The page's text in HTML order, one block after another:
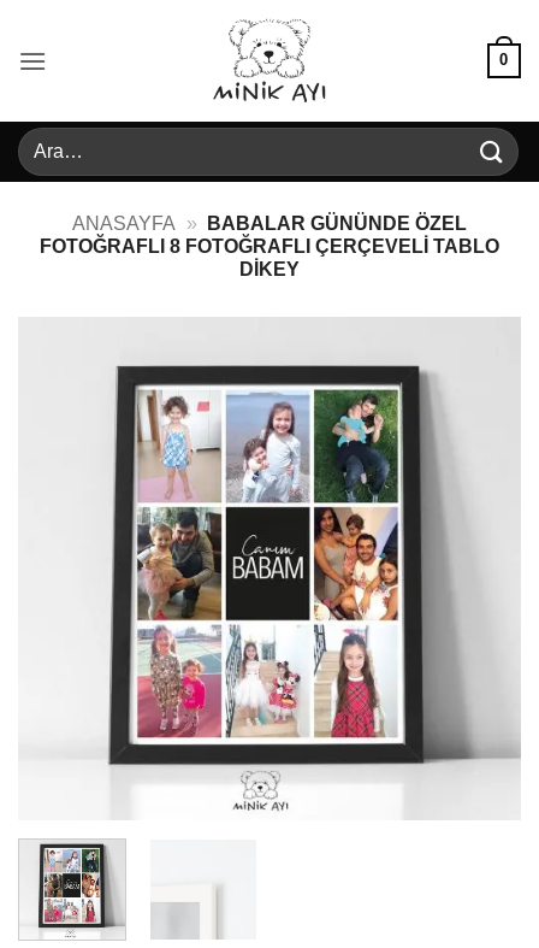
0
Ara:
ANASAYFA »
BABALAR GÜNÜNDE ÖZEL
FOTOĞRAFLI 8 FOTOĞRAFLI ÇERÇEVELI TABLO
DIKEY